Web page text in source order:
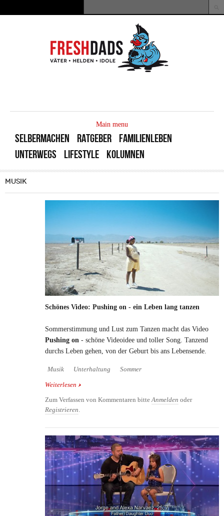
Suchformular
Main menu
SELBERMACHEN RATGEBER
FAMILIENLEBEN
UNTERWEGS
LIFESTYLE KOLUMNEN
MUSIK
Schönes Video: Pushing on - ein Leben lang tanzen
Sommerstimmung und Lust zum Tanzen macht das Video
Pushing on - schöne Videoidee und toller Song. Tanzend
durchs Leben gehen, von der Geburt bis ans Lebensende.
Musik Unterhaltung Sommer
Weiterlesen über Schönes Video: Pushing on - ein Leben lang
Zum Verfassen von Kommentaren bitteAnmelden oder
Registrieren.